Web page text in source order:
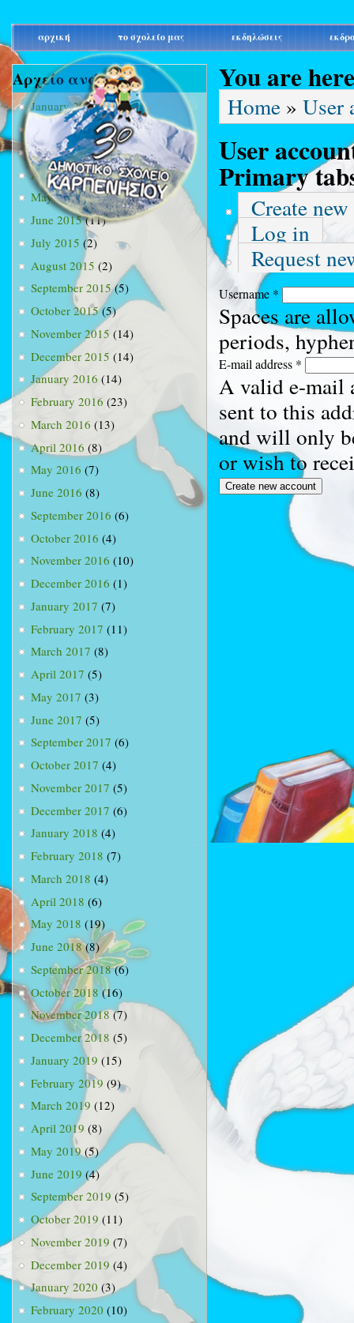
main_menu
αρχική το σχολείο μας εκδηλώσεις
Αρχείο ανά μήνα
January 2015(3)
February 2015(9)
March 2015(34)
April 2015(15)
May 2015(13)
June 2015(11)
July 2015 (2)
August 2015 (2)
September 2015(5)
October 2015(5)
November 2015 (14)
December 2015 (14)
January 2016 (14)
February 2016 (23)
March 2016 (13)
April 2016 (8)
May 2016 (7)
June 2016 (8)
September 2016 (6)
October 2016 (4)
November 2016 (10)
December 2016 (1)
January 2017 (7)
February 2017 (11)
March 2017 (8)
April 2017 (5)
May 2017 (3)
June 2017 (5)
September 2017 (6)
October 2017 (4)
November 2017 (5)
December 2017 (6)
January 2018 (4)
February 2018 (7)
March 2018 (4)
April 2018 (6)
May 2018 (19)
June 2018(8)
September 2018(6)
October 2018(16)
November 2018(7)
December 2018 (5)
January 2019 (15)
February 2019 (9)
March 2019 (12)
April 2019 (8)
May 2019(5)
June 2019 (4)
September 2019 (5)
October 2019 (11)
November 2019 (7)
December 2019 (4)
January 2020 (3)
February 2020 (10)
You are here
Home » User
User
Primary
Create
Log in
Request
Username *
Spaces are
periods,
E-mail address *
A valid e-mail
sent to this
and will only
or wish to